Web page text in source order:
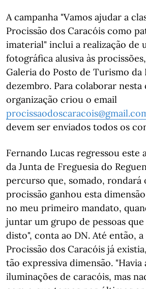
A campanha "Vamos ajudar a
Procissão dos Caracóis como
imaterial" inclui a realização de
fotográfica alusiva às
Galeria do Posto de Turismo da
dezembro. Para colaborar nesta
organização criou o email
devem ser enviados todos os
Fernando Lucas regressou este
da Junta de Freguesia do
percurso que, somado, rondará
procissão ganhou esta
no meu primeiro mandato,
juntar um grupo de pessoas
disto", conta ao DN. Até então,
Procissão dos Caracóis já
tão expressiva dimensão. "Havia
iluminações de caracóis, mas